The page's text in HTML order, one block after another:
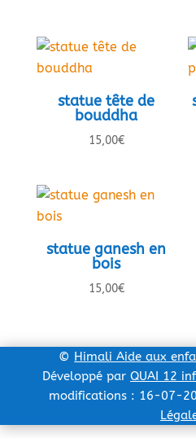
statue tête de
bouddha
15,00€
statue ganesh en
bois
15,00€
© Himali Aide aux
Développé par QUAI 12
modifications : 16-07-